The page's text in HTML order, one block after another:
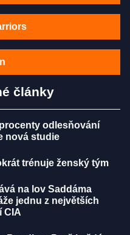
články
odlesňování
nová studie
trénuje ženský tým
na lov Saddáma
jednu z největších
CIA